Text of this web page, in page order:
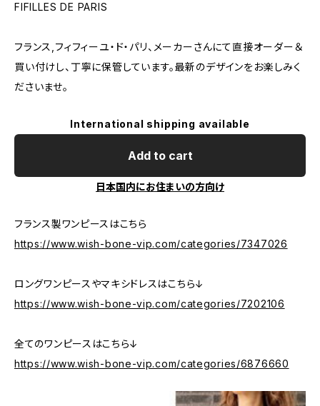
FIFILLES DE PARIS
フランス,フィフィーユ・ド・パリ、メーカーさんにて直接オーダー＆
買い付けし、丁寧に保管しています。最新のデザインをお楽しみく
ださいませ。
International shipping available
Add to cart
日本国内にお住まいの方向け
フランス製ワンピースはこちら
https://www.wish-bone-vip.com/categories/7347026
ロングワンピースやマキシドレスはこちら↓
https://www.wish-bone-vip.com/categories/7202106
全てのワンピースはこちら↓
https://www.wish-bone-vip.com/categories/6876660